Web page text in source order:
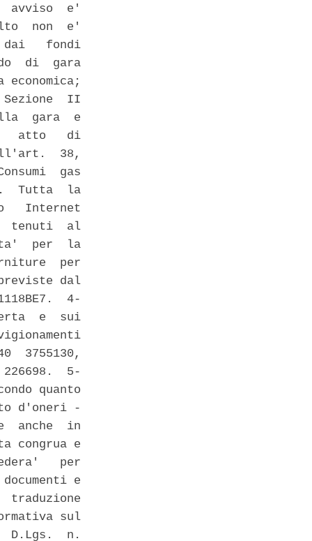
avviso  e'
non  e'
dai   fondi
di  gara
Sezione  II
gara  e
atto   di
38,
gas
Tutta  la
Internet
tenuti  al
per  la
per
dal
4-
e  sui
3755130,
5-
quanto
d'oneri -
anche  in
congrua e
per
e
sul
D.Lgs.  n.